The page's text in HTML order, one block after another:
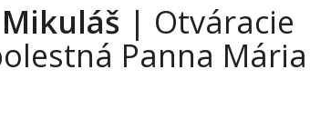
| Otváracie
Panna Mária